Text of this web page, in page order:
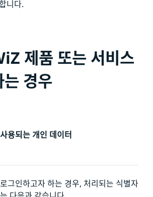
니다.
제품 또는 서비스
경우
사용되는 개인 데이터
로그인하고자 하는 경우, 처리되는 식별자